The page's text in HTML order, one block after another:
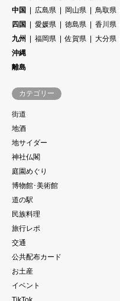
中国
広島県 岡山県 鳥取県
四国
愛媛県 徳島県 香川県
九州
福岡県 佐賀県 大分県
沖縄
離島
カテゴリー
街道
地酒
地サイダー
神社仏閣
庭園めぐり
博物館･美術館
道の駅
民族料理
旅行レポ
交通
公共配布カード
お土産
イベント